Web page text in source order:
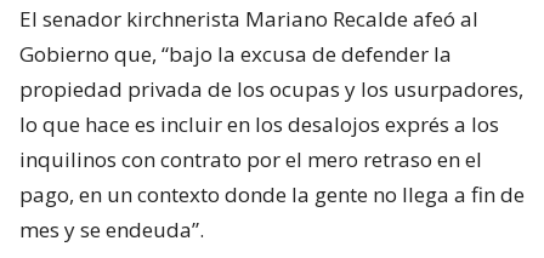
El senador kirchnerista Mariano Recalde afeó al
Gobierno que, “bajo la excusa de defender la
propiedad privada de los ocupas y los usurpadores,
lo que hace es incluir en los desalojos exprés a los
inquilinos con contrato por el mero retraso en el
pago, en un contexto donde la gente no llega a fin de
mes y se endeuda”.